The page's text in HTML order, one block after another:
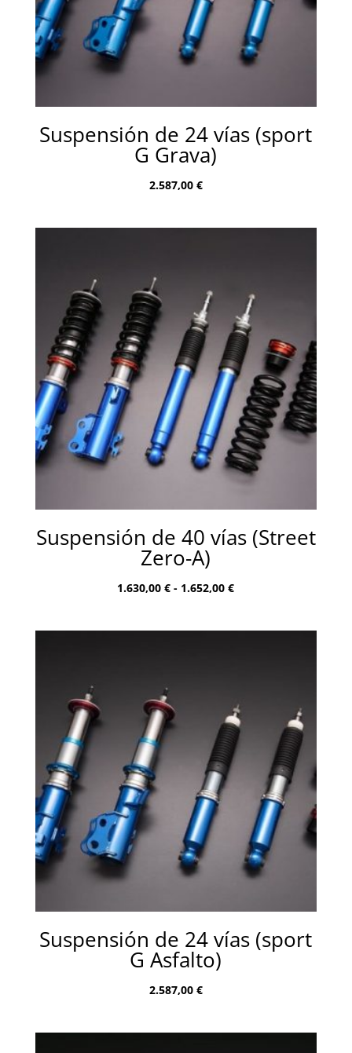
Suspensión de 24 vías (sport
G Grava)
2.587,00 €
Suspensión de 40 vías (Street
Zero-A)
1.630,00€ - 1.652,00€Rango
precios:
1.652,00 €
Suspensión de 24 vías (sport
G Asfalto)
2.587,00 €